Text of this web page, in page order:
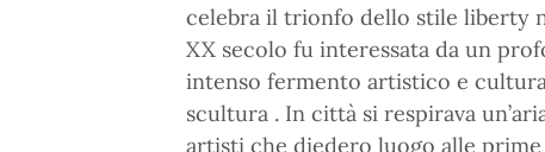
celebra il trionfo dello stile liberty
XX secolo fu interessata da un
intenso fermento artistico e
scultura . In città si respirava
artisti che diedero luogo alle prime